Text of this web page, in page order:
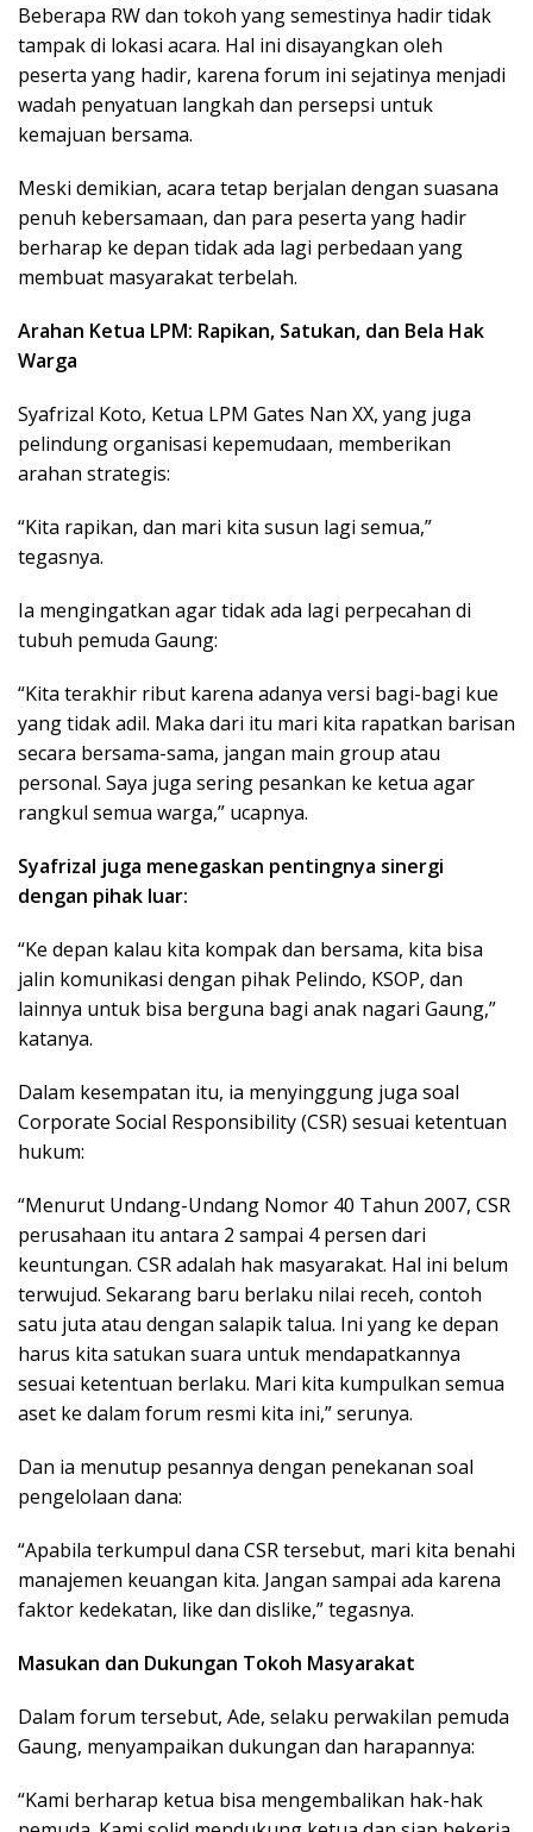
Beberapa RW dan tokoh yang semestinya hadir tidak
tampak di lokasi acara. Hal ini disayangkan oleh
peserta yang hadir, karena forum ini sejatinya menjadi
wadah penyatuan langkah dan persepsi untuk
kemajuan bersama.
Meski demikian, acara tetap berjalan dengan suasana
penuh kebersamaan, dan para peserta yang hadir
berharap ke depan tidak ada lagi perbedaan yang
membuat masyarakat terbelah.
Arahan Ketua LPM: Rapikan, Satukan, dan Bela Hak
Warga
Syafrizal Koto, Ketua LPM Gates Nan XX, yang juga
pelindung organisasi kepemudaan, memberikan
arahan strategis:
“Kita rapikan, dan mari kita susun lagi semua,”
tegasnya.
Ia mengingatkan agar tidak ada lagi perpecahan di
tubuh pemuda Gaung:
“Kita terakhir ribut karena adanya versi bagi-bagi kue
yang tidak adil. Maka dari itu mari kita rapatkan barisan
secara bersama-sama, jangan main group atau
personal. Saya juga sering pesankan ke ketua agar
rangkul semua warga,” ucapnya.
Syafrizal juga menegaskan pentingnya sinergi
dengan pihak luar:
“Ke depan kalau kita kompak dan bersama, kita bisa
jalin komunikasi dengan pihak Pelindo, KSOP, dan
lainnya untuk bisa berguna bagi anak nagari Gaung,”
katanya.
Dalam kesempatan itu, ia menyinggung juga soal
Corporate Social Responsibility (CSR) sesuai ketentuan
hukum:
“Menurut Undang-Undang Nomor 40 Tahun 2007, CSR
perusahaan itu antara 2 sampai 4 persen dari
keuntungan. CSR adalah hak masyarakat. Hal ini belum
terwujud. Sekarang baru berlaku nilai receh, contoh
satu juta atau dengan salapik talua. Ini yang ke depan
harus kita satukan suara untuk mendapatkannya
sesuai ketentuan berlaku. Mari kita kumpulkan semua
aset ke dalam forum resmi kita ini,” serunya.
Dan ia menutup pesannya dengan penekanan soal
pengelolaan dana:
“Apabila terkumpul dana CSR tersebut, mari kita benahi
manajemen keuangan kita. Jangan sampai ada karena
faktor kedekatan, like dan dislike,” tegasnya.
Masukan dan Dukungan Tokoh Masyarakat
Dalam forum tersebut, Ade, selaku perwakilan pemuda
Gaung, menyampaikan dukungan dan harapannya:
“Kami berharap ketua bisa mengembalikan hak-hak